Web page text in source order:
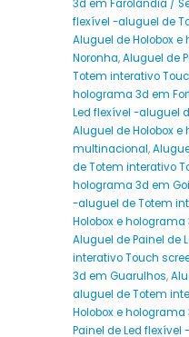
3d em Farolândia /
flexível -aluguel de
Aluguel de Holobox
Noronha,Aluguel de
Totem interativo
holograma 3d em
Led flexível -aluguel
Aluguel de Holobox
multinacional,
de Totem interativo
holograma 3d em
-aluguel de Totem
Holobox e
Aluguel de Painel de
interativo Touch
3d em Guarulhos,
aluguel de Totem
Holobox e
Painel de Led